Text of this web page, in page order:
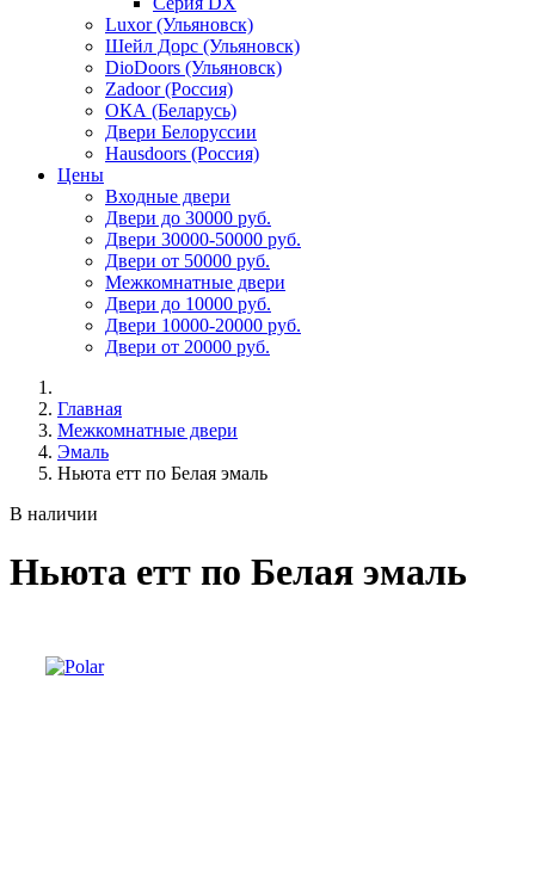
Luxor (Ульяновск)
Шейл Дорс (Ульяновск)
DioDoors (Ульяновск)
Zadoor (Россия)
ОКА (Беларусь)
Двери Белоруссии
Hausdoors (Россия)
Цены
Входные двери
Двери до 30000 руб.
Двери 30000-50000 руб.
Двери от 50000 руб.
Межкомнатные двери
Двери до 10000 руб.
Двери 10000-20000 руб.
Двери от 20000 руб.
Главная
Межкомнатные двери
Эмаль
Ньюта етт по Белая эмаль
В наличии
Ньюта етт по Белая эмаль